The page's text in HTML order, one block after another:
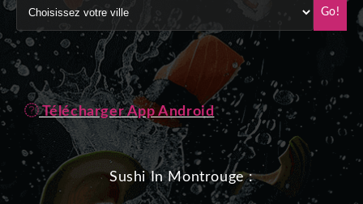
Go!
Télécharger App Android
Sushi In Montrouge :